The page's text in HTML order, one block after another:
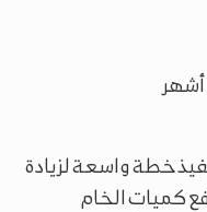
أشهر
خطة واسعة لزيادة
كميات الخام